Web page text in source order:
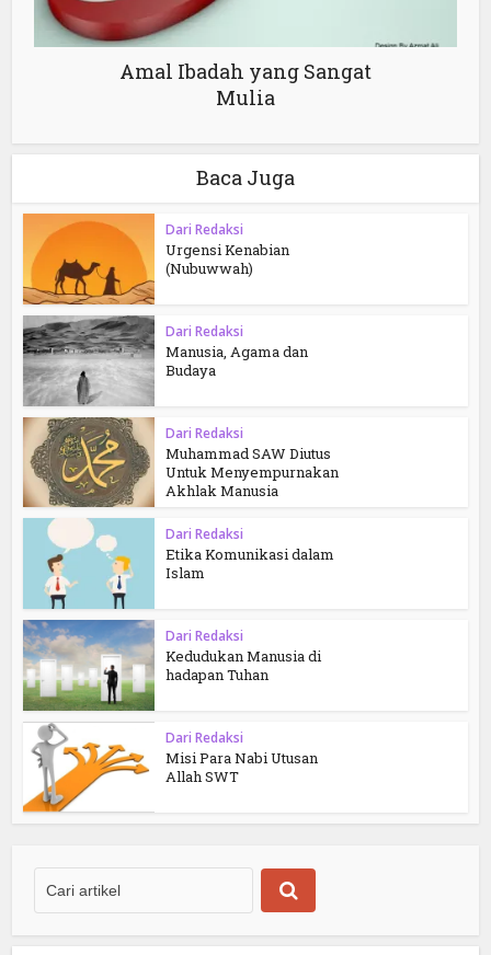
Amal Ibadah yang Sangat
Mulia
Baca Juga
Dari Redaksi
Urgensi Kenabian
(Nubuwwah)
Dari Redaksi
Manusia, Agama dan
Budaya
Dari Redaksi
Muhammad SAW Diutus
Untuk Menyempurnakan
Akhlak Manusia
Dari Redaksi
Etika Komunikasi dalam
Islam
Dari Redaksi
Kedudukan Manusia di
hadapan Tuhan
Dari Redaksi
Misi Para Nabi Utusan
Allah SWT